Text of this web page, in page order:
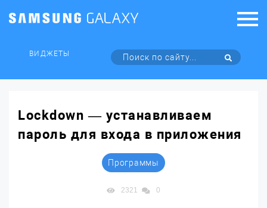
ВИДЖЕТЫ
Lockdown — устанавливаем
пароль для входа в приложения
Программы
2321 0